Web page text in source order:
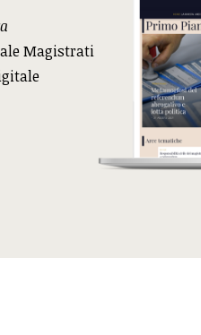
Magistrati